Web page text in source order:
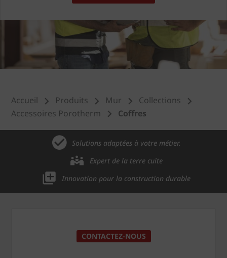
Accueil Produits Mur
Collections
Accessoires Porotherm
Coffres
Solutions adaptées à votre métier.
Expert de la terre cuite
Innovation pour la construction durable
CONTACTEZ-NOUS